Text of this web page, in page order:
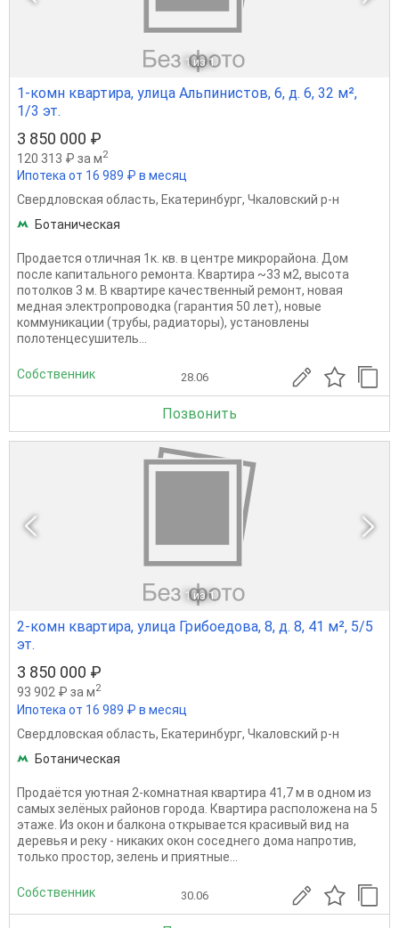
1 из 1
1-комн квартира, улица Альпинистов, 6, д. 6, 32 м²,
1/3 эт.
3 850 000 ₽
120 313 ₽ за м2
Ипотека от 16 989 ₽ в месяц
Свердловская область, Екатеринбург, Чкаловский р-н
Ботаническая
Продается отличная 1к. кв. в центре микрорайона. Дом
после капитального ремонта. Квартира ~33 м2, высота
потолков 3 м. В квартире качественный ремонт, новая
медная электропроводка (гарантия 50 лет), новые
коммуникации (трубы, радиаторы), установлены
полотенцесушитель...
Собственник 28.06
Позвонить
1 из 1
2-комн квартира, улица Грибоедова, 8, д. 8, 41 м², 5/5
эт.
3 850 000 ₽
93 902 ₽ за м2
Ипотека от 16 989 ₽ в месяц
Свердловская область, Екатеринбург, Чкаловский р-н
Ботаническая
Продаётся уютная 2-комнатная квартира 41,7 м в одном из
самых зелёных районов города. Квартира расположена на 5
этаже. Из окон и балкона открывается красивый вид на
деревья и реку - никаких окон соседнего дома напротив,
только простор, зелень и приятные...
Собственник 30.06